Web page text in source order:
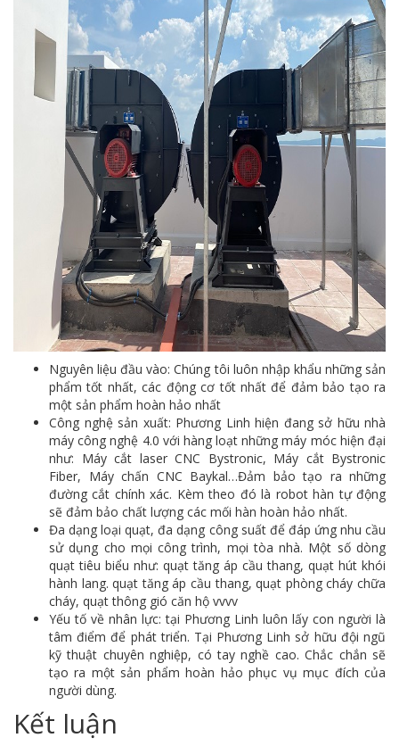
Nguyên liệu đầu vào: Chúng tôi luôn nhập khẩu những sản
phẩm tốt nhất, các động cơ tốt nhất để đảm bảo tạo ra
một sản phẩm hoàn hảo nhất
Công nghệ sản xuất: Phương Linh hiện đang sở hữu nhà
máy công nghệ 4.0 với hàng loạt những máy móc hiện đại
như: Máy cắt laser CNC Bystronic, Máy cắt Bystronic
Fiber, Máy chấn CNC Baykal…Đảm bảo tạo ra những
đường cắt chính xác. Kèm theo đó là robot hàn tự động
sẽ đảm bảo chất lượng các mối hàn hoàn hảo nhất.
Đa dạng loại quạt, đa dạng công suất để đáp ứng nhu cầu
sử dụng cho mọi công trình, mọi tòa nhà. Một số dòng
quạt tiêu biểu như: quạt tăng áp cầu thang, quạt hút khói
hành lang. quạt tăng áp cầu thang, quạt phòng cháy chữa
cháy, quạt thông gió căn hộ vvvv
Yếu tố về nhân lực: tại Phương Linh luôn lấy con người là
tâm điểm để phát triển. Tại Phương Linh sở hữu đội ngũ
kỹ thuật chuyên nghiệp, có tay nghề cao. Chắc chắn sẽ
tạo ra một sản phẩm hoàn hảo phục vụ mục đích của
người dùng.
Kết luận